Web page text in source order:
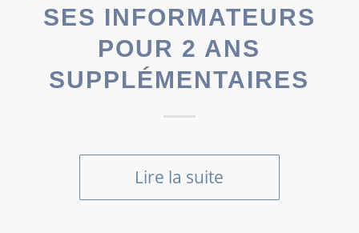
SES INFORMATEURS
POUR 2 ANS
SUPPLÉMENTAIRES
Lire la suite